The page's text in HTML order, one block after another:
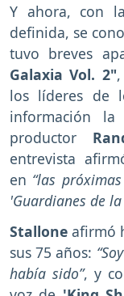
Y ahora, con
definida, se
tuvo breves
Galaxia Vol. 2"
los líderes de
información
productor
entrevista
en “las
'Guardianes de
Stallone afirmó
sus 75 años:
había sido”, y